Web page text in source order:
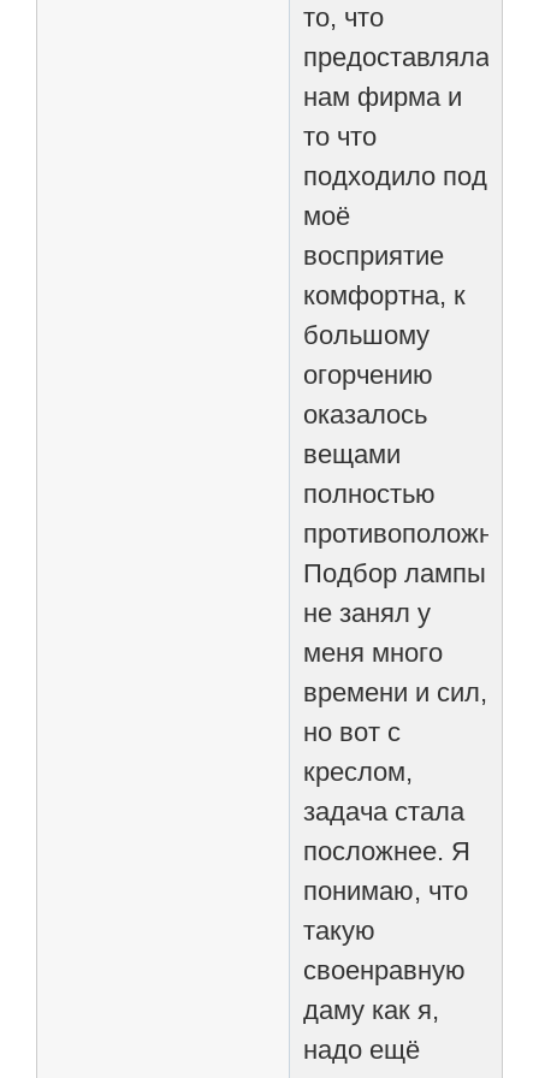
то, что
предоставляла
нам фирма и
то что
подходило под
моё
восприятие
комфортна, к
большому
огорчению
оказалось
вещами
полностью
Подбор лампы
не занял у
меня много
времени и сил,
но вот с
креслом,
задача стала
посложнее. Я
понимаю, что
такую
своенравную
даму как я,
надо ещё